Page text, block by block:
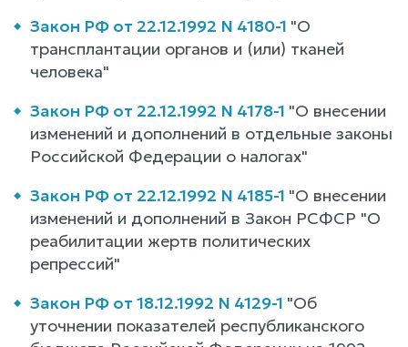
Закон РФ от 22.12.1992 N 4180-1 "О
трансплантации органов и (или) тканей
человека"
Закон РФ от 22.12.1992 N 4178-1 "О внесении
изменений и дополнений в отдельные законы
Российской Федерации о налогах"
Закон РФ от 22.12.1992 N 4185-1 "О внесении
изменений и дополнений в Закон РСФСР "О
реабилитации жертв политических
репрессий"
Закон РФ от 18.12.1992 N 4129-1 "Об
уточнении показателей республиканского